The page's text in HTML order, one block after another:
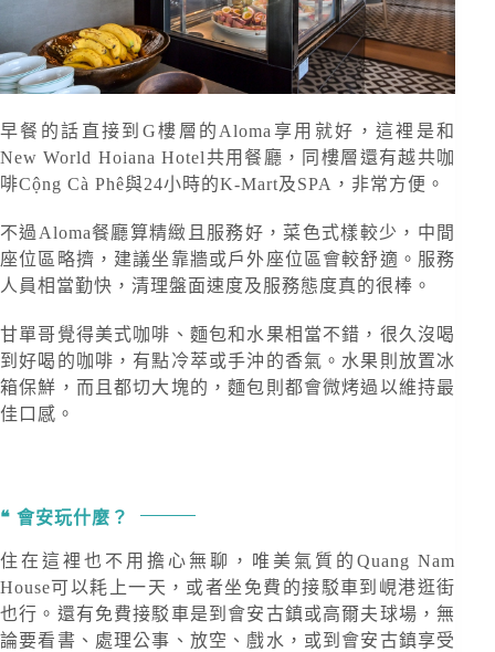
早餐的話直接到G樓層的Aloma享用就好，這裡是和
New World Hoiana Hotel共用餐廳，同樓層還有越共咖
啡Cộng Cà Phê與24小時的K-Mart及SPA，非常方便。
不過Aloma餐廳算精緻且服務好，菜色式樣較少，中間
座位區略擠，建議坐靠牆或戶外座位區會較舒適。服務
人員相當勤快，清理盤面速度及服務態度真的很棒。
甘單哥覺得美式咖啡、麵包和水果相當不錯，很久沒喝
到好喝的咖啡，有點冷萃或手沖的香氣。水果則放置冰
箱保鮮，而且都切大塊的，麵包則都會微烤過以維持最
佳口感。
會安玩什麼？
住在這裡也不用擔心無聊，唯美氣質的Quang Nam
House可以耗上一天，或者坐免費的接駁車到峴港逛街
也行。還有免費接駁車是到會安古鎮或高爾夫球場，無
論要看書、處理公事、放空、戲水，或到會安古鎮享受